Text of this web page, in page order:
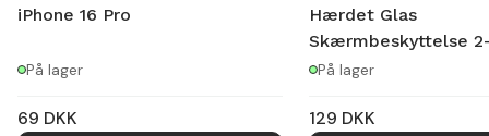
iPhone 16 Pro
På lager
69 DKK
Hærdet Glas
Skærmbeskyttelse
På lager
129 DKK